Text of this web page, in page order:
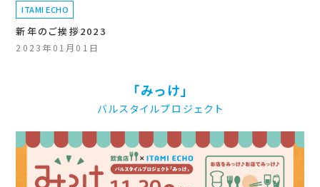
ITAMI ECHO
新年のご挨拶2023
2023年01月01日
「みっけ」
バルスタイルプロジェクト